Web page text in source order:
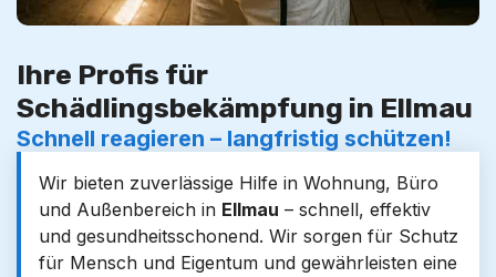
Ihre Profis für
Schädlingsbekämpfung in Ellmau
Schnell reagieren – langfristig schützen!
Wir bieten zuverlässige Hilfe in Wohnung, Büro
und Außenbereich in Ellmau – schnell, effektiv
und gesundheitsschonend. Wir sorgen für Schutz
für Mensch und Eigentum und gewährleisten eine